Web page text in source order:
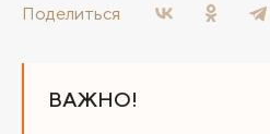
Поделиться
ВАЖНО!